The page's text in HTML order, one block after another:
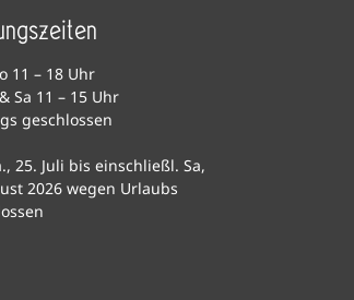
11 – 18 Uhr
Sa 11 – 15 Uhr
geschlossen
25. Juli bis einschließl. Sa,
2026 wegen Urlaubs